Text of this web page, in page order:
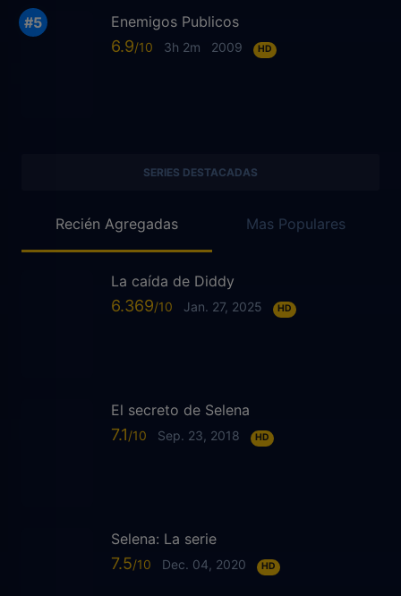
Enemigos Publicos
6.9 3h 2m 2009 HD
SERIES DESTACADAS
Recién Agregadas Mas Populares
La caída de Diddy
6.369 Jan. 27, 2025 HD
El secreto de Selena
7.1 Sep. 23, 2018 HD
Selena: La serie
7.5 Dec. 04, 2020 HD